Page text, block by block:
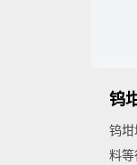
钨
钨坩
料等